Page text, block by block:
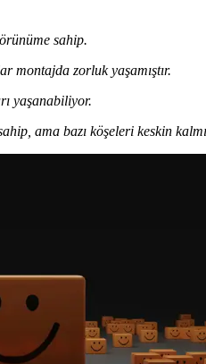
sahip.
montajda zorluk yaşamıştır.
yaşanabiliyor.
ama bazı köşeleri keskin